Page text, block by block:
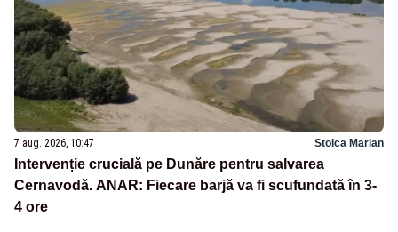
7 aug. 2026, 10:47 Stoica Marian
Intervenție crucială pe Dunăre pentru salvarea
Cernavodă. ANAR: Fiecare barjă va fi scufundată în 3-
4 ore